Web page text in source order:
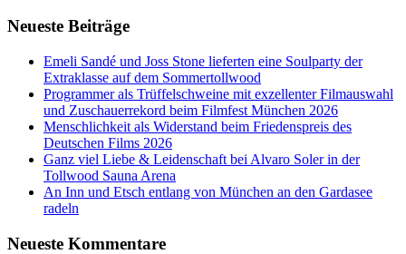
Neueste Beiträge
Emeli Sandé und Joss Stone lieferten eine Soulparty der
Extraklasse auf dem Sommertollwood
Programmer als Trüffelschweine mit exzellenter Filmauswahl
und Zuschauerrekord beim Filmfest München 2026
Menschlichkeit als Widerstand beim Friedenspreis des
Deutschen Films 2026
Ganz viel Liebe & Leidenschaft bei Alvaro Soler in der
Tollwood Sauna Arena
An Inn und Etsch entlang von München an den Gardasee
radeln
Neueste Kommentare